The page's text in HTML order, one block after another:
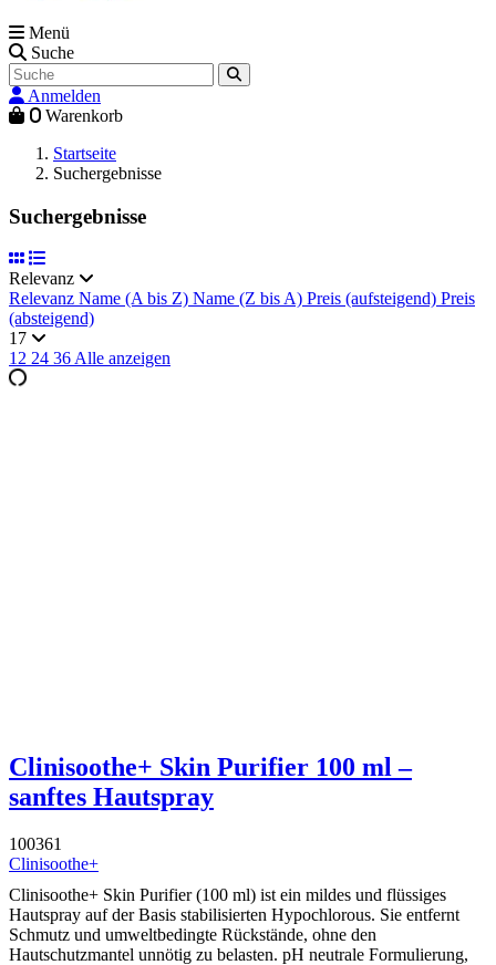
Menü
Suche
Anmelden
0 Warenkorb
Startseite
Suchergebnisse
Suchergebnisse
Relevanz
Relevanz Name (A bis Z) Name (Z bis A) Preis (aufsteigend) Preis
(absteigend)
17
12 24 36Alle anzeigen
Clinisoothe+ Skin Purifier 100 ml –
sanftes Hautspray
100361
Clinisoothe+
Clinisoothe+ Skin Purifier (100 ml) ist ein mildes und flüssiges
Hautspray auf der Basis stabilisierten Hypochlorous. Sie entfernt
Schmutz und umweltbedingte Rückstände, ohne den
Hautschutzmantel unnötig zu belasten. pH neutrale Formulierung,